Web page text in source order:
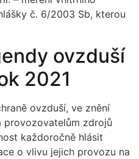
č. 6/2003 Sb, kterou
ovzduší
2021
ovzduší, ve znění
provozovatelům zdrojů
každoročně hlásit
o vlivu jejich provozu na